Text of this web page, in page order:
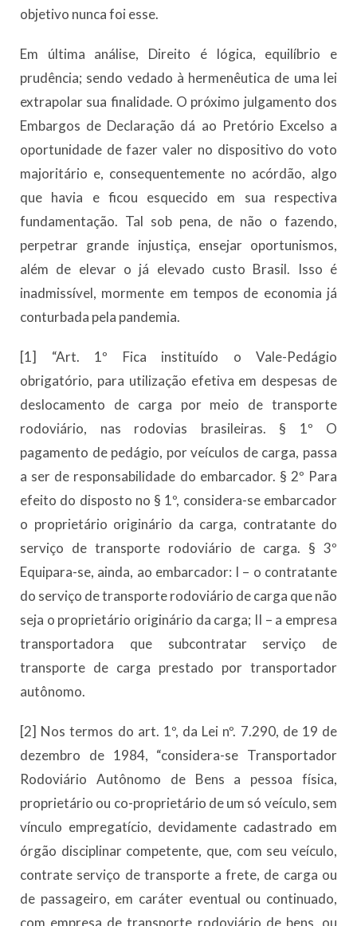
objetivo nunca foi esse.
Em última análise, Direito é lógica, equilíbrio e
prudência; sendo vedado à hermenêutica de uma lei
extrapolar sua finalidade. O próximo julgamento dos
Embargos de Declaração dá ao Pretório Excelso a
oportunidade de fazer valer no dispositivo do voto
majoritário e, consequentemente no acórdão, algo
que havia e ficou esquecido em sua respectiva
fundamentação. Tal sob pena, de não o fazendo,
perpetrar grande injustiça, ensejar oportunismos,
além de elevar o já elevado custo Brasil. Isso é
inadmissível, mormente em tempos de economia já
conturbada pela pandemia.
[1] “Art. 1º Fica instituído o Vale-Pedágio
obrigatório, para utilização efetiva em despesas de
deslocamento de carga por meio de transporte
rodoviário, nas rodovias brasileiras. § 1º O
pagamento de pedágio, por veículos de carga, passa
a ser de responsabilidade do embarcador. § 2º Para
efeito do disposto no § 1º, considera-se embarcador
o proprietário originário da carga, contratante do
serviço de transporte rodoviário de carga. § 3º
Equipara-se, ainda, ao embarcador: I – o contratante
do serviço de transporte rodoviário de carga que não
seja o proprietário originário da carga; II – a empresa
transportadora que subcontratar serviço de
transporte de carga prestado por transportador
autônomo.
[2] Nos termos do art. 1º, da Lei nº. 7.290, de 19 de
dezembro de 1984, “considera-se Transportador
Rodoviário Autônomo de Bens a pessoa física,
proprietário ou co-proprietário de um só veículo, sem
vínculo empregatício, devidamente cadastrado em
órgão disciplinar competente, que, com seu veículo,
contrate serviço de transporte a frete, de carga ou
de passageiro, em caráter eventual ou continuado,
com empresa de transporte rodoviário de bens, ou